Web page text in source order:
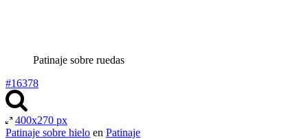
Patinaje sobre ruedas
#16378
400x270 px
Patinaje sobre hielo en Patinaje